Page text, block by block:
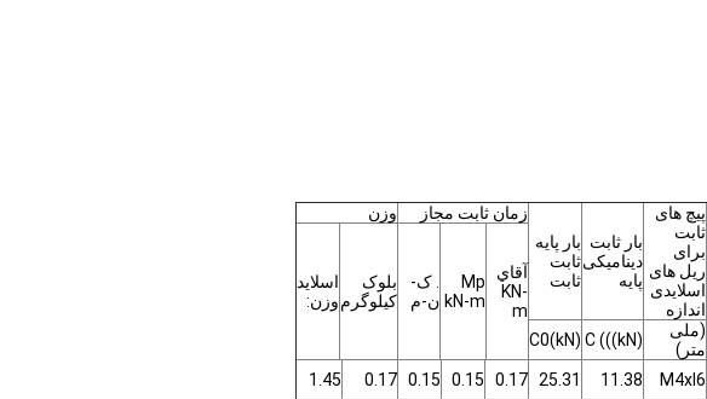
پیچ های
ثابت
برای
ریل های
اسلایدی
اندازه
بار ثابت
دینامیکی
پایه
بار پایه
ثابت
ثابت
زمان ثابت مجاز وزن
آقاي
KN-
m
Mp
kN-m
. ک-
ن-م
بلوک
کیلوگرم
اسلاید
وزن:
(ملی
متر)
C (((kN)
C0(kN)
M4xl6
11.38
25.31
0.17
0.15
0.15
0.17
1.45